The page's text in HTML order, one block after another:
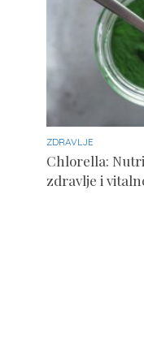
ZDRAVLJE
Chlorella:
zdravlje i